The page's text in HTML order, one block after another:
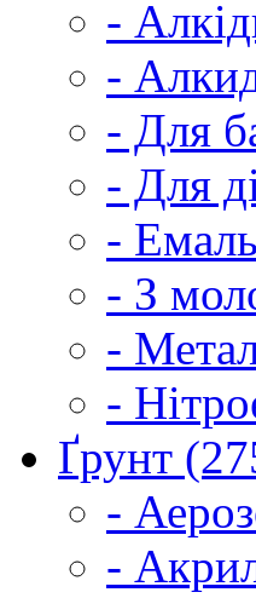
-
-
- Для
- Для
-
- З
-
-
Ґрунт
-
-